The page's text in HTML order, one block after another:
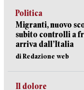
Politica
Migranti, nuovo
subito controlli a
arriva dall’Italia
di Redazione web
Il dolore